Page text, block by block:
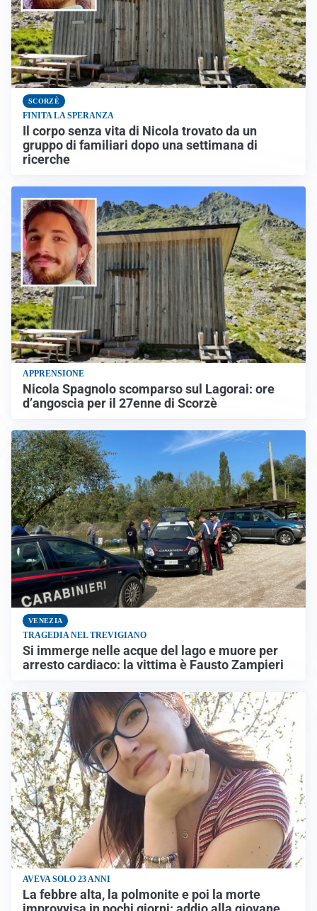
SCORZÈ
FINITA LA SPERANZA
Il corpo senza vita di Nicola trovato da un
gruppo di familiari dopo una settimana di
ricerche
APPRENSIONE
Nicola Spagnolo scomparso sul Lagorai: ore
d’angoscia per il 27enne di Scorzè
VENEZIA
TRAGEDIA NEL TREVIGIANO
Si immerge nelle acque del lago e muore per
arresto cardiaco: la vittima è Fausto Zampieri
AVEVA SOLO 23 ANNI
La febbre alta, la polmonite e poi la morte